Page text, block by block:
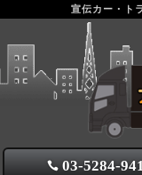
宣伝カー・ト
03-5284-